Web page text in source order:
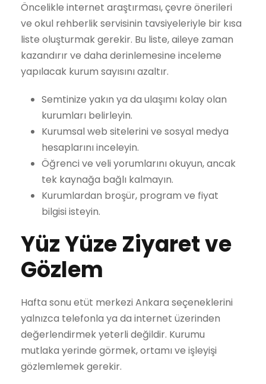
Öncelikle internet araştırması, çevre önerileri
ve okul rehberlik servisinin tavsiyeleriyle bir kısa
liste oluşturmak gerekir. Bu liste, aileye zaman
kazandırır ve daha derinlemesine inceleme
yapılacak kurum sayısını azaltır.
Semtinize yakın ya da ulaşımı kolay olan
kurumları belirleyin.
Kurumsal web sitelerini ve sosyal medya
hesaplarını inceleyin.
Öğrenci ve veli yorumlarını okuyun, ancak
tek kaynağa bağlı kalmayın.
Kurumlardan broşür, program ve fiyat
bilgisi isteyin.
Yüz Yüze Ziyaret ve
Gözlem
Hafta sonu etüt merkezi Ankara seçeneklerini
yalnızca telefonla ya da internet üzerinden
değerlendirmek yeterli değildir. Kurumu
mutlaka yerinde görmek, ortamı ve işleyişi
gözlemlemek gerekir.